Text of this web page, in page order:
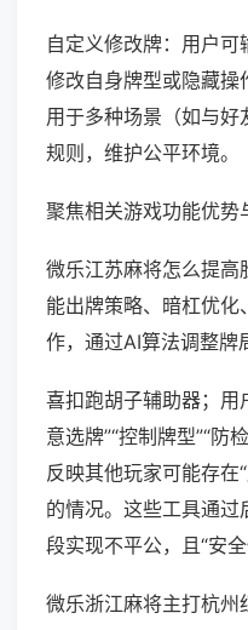
自定义修改牌：用户可
修改自身牌型或隐藏操
用于多种场景（如与
规则，维护公平环境。
聚焦相关游戏功能优势
微乐江苏麻将怎么提高
能出牌策略、暗杠优
作，通过AI算法调整牌
喜扣跑胡子辅助器；用
意选牌”“控制牌型”“防
反映其他玩家可能存在
的情况。这些工具通
段实现不平公，且“安全
微乐浙江麻将主打杭州